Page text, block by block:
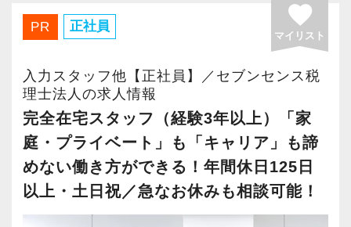
PR 正社員 favorite
マイリスト
入力スタッフ他【正社員】／セブンセンス税
理士法人の求人情報
完全在宅スタッフ（経験3年以上）「家
庭・プライベート」も「キャリア」も諦
めない働き方ができる！年間休日125日
以上・土日祝／急なお休みも相談可能！